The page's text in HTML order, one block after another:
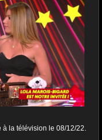
à la télévision le 08/12/22.